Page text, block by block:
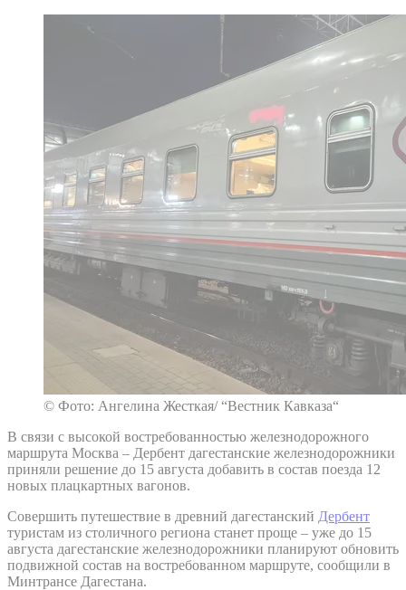
© Фото: Ангелина Жесткая/ “Вестник Кавказа“
В связи с высокой востребованностью железнодорожного
маршрута Москва – Дербент дагестанские железнодорожники
приняли решение до 15 августа добавить в состав поезда 12
новых плацкартных вагонов.
Совершить путешествие в древний дагестанский Дербент
туристам из столичного региона станет проще – уже до 15
августа дагестанские железнодорожники планируют обновить
подвижной состав на востребованном маршруте, сообщили в
Минтрансе Дагестана.